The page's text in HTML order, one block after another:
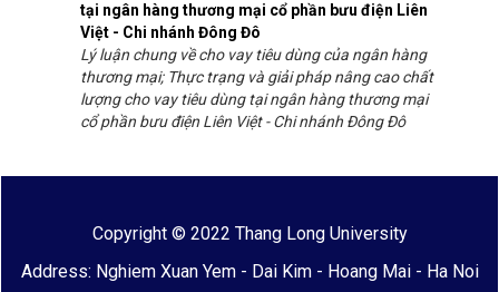
tại ngân hàng thương mại cổ phần bưu điện Liên
Việt - Chi nhánh Đông Đô
Lý luận chung về cho vay tiêu dùng của ngân hàng
thương mại; Thực trạng và giải pháp nâng cao chất
lượng cho vay tiêu dùng tại ngân hàng thương mại
cổ phần bưu điện Liên Việt - Chi nhánh Đông Đô
Copyright © 2022 Thang Long University
Address: Nghiem Xuan Yem - Dai Kim - Hoang Mai - Ha Noi